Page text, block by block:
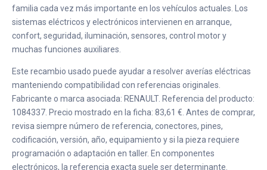
familia cada vez más importante en los vehículos actuales. Los
sistemas eléctricos y electrónicos intervienen en arranque,
confort, seguridad, iluminación, sensores, control motor y
muchas funciones auxiliares.
Este recambio usado puede ayudar a resolver averías eléctricas
manteniendo compatibilidad con referencias originales.
Fabricante o marca asociada: RENAULT. Referencia del producto:
1084337. Precio mostrado en la ficha: 83,61 €. Antes de comprar,
revisa siempre número de referencia, conectores, pines,
codificación, versión, año, equipamiento y si la pieza requiere
programación o adaptación en taller. En componentes
electrónicos, la referencia exacta suele ser determinante.